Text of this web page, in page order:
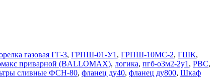
газовая ГГ-3, ГРПШ-01-У1 , ГРПШ-10МС-2, ГШК,
приварной (BALLOMAX), логика, пгб-о3м2-2у1 , РВС,
сливные ФСН-80, фланец ду40, фланец ду800, Шкаф